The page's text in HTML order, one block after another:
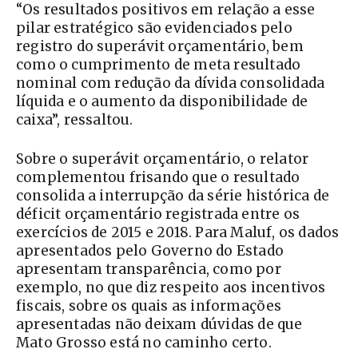
“Os resultados positivos em relação a esse
pilar estratégico são evidenciados pelo
registro do superávit orçamentário, bem
como o cumprimento de meta resultado
nominal com redução da dívida consolidada
líquida e o aumento da disponibilidade de
caixa”, ressaltou.
Sobre o superávit orçamentário, o relator
complementou frisando que o resultado
consolida a interrupção da série histórica de
déficit orçamentário registrada entre os
exercícios de 2015 e 2018. Para Maluf, os dados
apresentados pelo Governo do Estado
apresentam transparência, como por
exemplo, no que diz respeito aos incentivos
fiscais, sobre os quais as informações
apresentadas não deixam dúvidas de que
Mato Grosso está no caminho certo.